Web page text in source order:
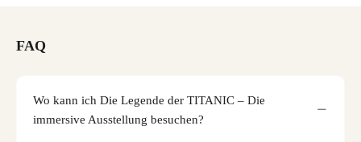
FAQ
Wo kann ich Die Legende der TITANIC – Die
immersive Ausstellung besuchen?